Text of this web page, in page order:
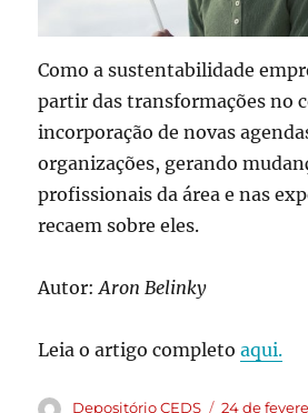
Como a sustentabilidade
partir das transformações no
incorporação de novas
organizações, gerando
profissionais da área e nas
recaem sobre eles.
Autor:Aron Belinky
Leia o artigo completoaqui.
Depositório CEDS 24 de